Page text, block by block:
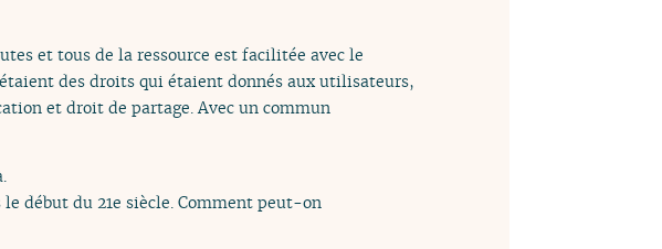
et tous de la ressource est facilitée avec le
des droits qui étaient donnés aux utilisateurs,
et droit de partage. Avec un commun
début du 21e siècle. Comment peut-on